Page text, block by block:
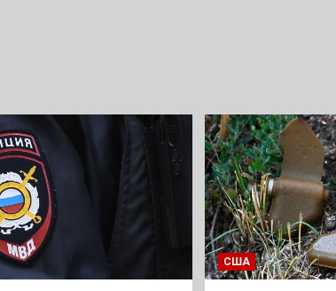
США